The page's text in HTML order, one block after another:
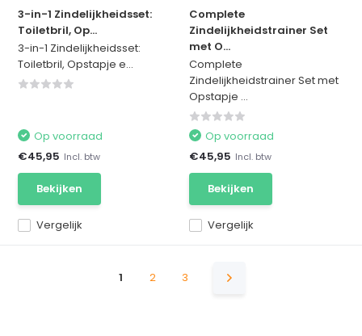
3-in-1 Zindelijkheidsset:
Toiletbril, Op...
3-in-1 Zindelijkheidsset:
Toiletbril, Opstapje e...
Vergelijk
Op voorraad
€45,95 Incl. btw
Bekijken
Complete
Zindelijkheidstrainer Set
met O...
Complete
Zindelijkheidstrainer Set met
Opstapje ...
Vergelijk
Op voorraad
€45,95 Incl. btw
Bekijken
1 2 3